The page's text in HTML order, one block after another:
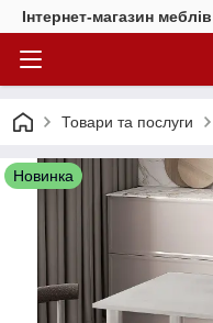
Інтернет-магазин
Товари та послуги
Новинка